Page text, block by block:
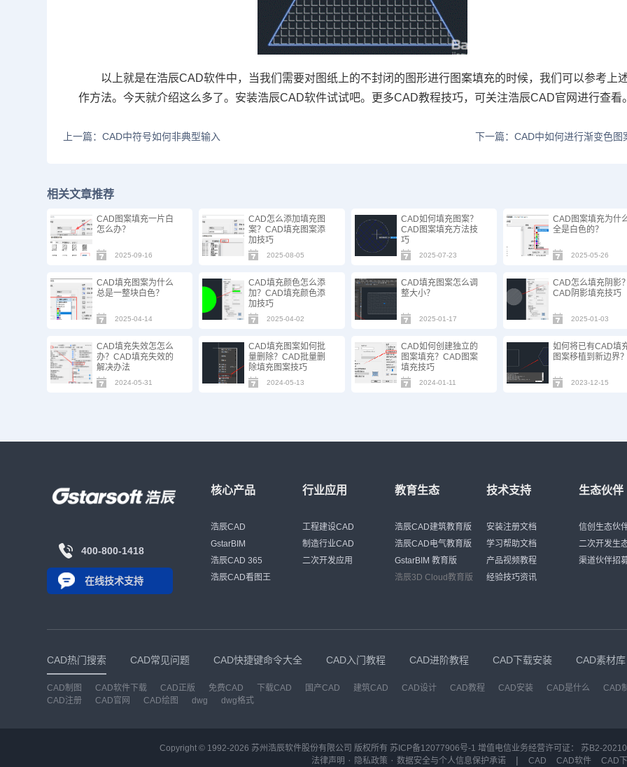
以上就是在浩辰CAD软件中，当我们需要对图纸上的不封闭的图形进行图案填充的时候，我们可以参考上
作方法。今天就介绍这么多了。安装浩辰CAD软件试试吧。更多CAD教程技巧，可关注浩辰CAD官网进行查看。
上一篇：CAD中符号如何非典型输入 下一篇：CAD中如何进行渐变色图
相关文章推荐
CAD图案填充一片白
怎么办？
2025-09-16
CAD怎么添加填充图
案？CAD填充图案添
加技巧
2025-08-05
CAD如何填充图案？
CAD图案填充方法技
巧
2025-07-23
CAD图案填充为什
全是白色的？
2025-05-26
CAD填充图案为什么
总是一整块白色？
2025-04-14
CAD填充颜色怎么添
加？CAD填充颜色添
加技巧
2025-04-02
CAD填充图案怎么调
整大小？
2025-01-17
CAD怎么填充阴影？
CAD阴影填充技巧
2025-01-03
CAD填充失效怎怎么
办？CAD填充失效的
解决办法
2024-05-31
CAD填充图案如何批
量删除？CAD批量删
除填充图案技巧
2024-05-13
CAD如何创建独立的
图案填充？CAD图案
填充技巧
2024-01-11
如何将已有CAD填
图案移植到新边界？
2023-12-15
400-800-1418
在线技术支持
核心产品
浩辰CAD
GstarBIM
浩辰CAD 365
浩辰CAD看图王
行业应用
工程建设CAD
制造行业CAD
二次开发应用
教育生态
浩辰CAD建筑教育版
浩辰CAD电气教育版
GstarBIM 教育版
浩辰3D Cloud教育版
技术支持
安装注册文档
学习帮助文档
产品视频教程
经验技巧资讯
生态伙伴
信创生态伙
二次开发生
渠道伙伴招
CAD热门搜索 CAD常见问题 CAD快捷键命令大全 CAD入门教程 CAD进阶教程 CAD下载安装 CAD素材库
CAD制图 CAD软件下载 CAD正版 免费CAD 下载CAD 国产CAD 建筑CAD CAD设计 CAD教程 CAD安装 CAD是什么 CAD
CAD注册
CAD官网 CAD绘图 dwg dwg格式
Copyright © 1992-2026 苏州浩辰软件股份有限公司 版权所有 苏ICP备12077906号-1 增值电信业务经营许可证： 苏B2-
法律声明 · 隐私政策 · 数据安全与个人信息保护承诺 | CAD CAD软件 CAD